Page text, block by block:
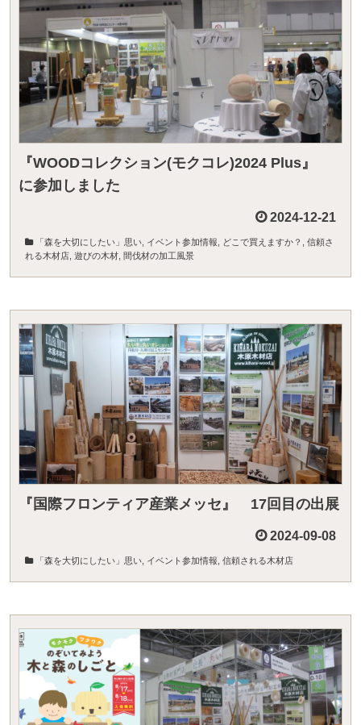
『WOODコレクション(モクコレ)2024 Plus』
に参加しました
2024-12-21
「森を大切にしたい」思い イベント参加情報 どこで買えますか？
信頼さ
れる木材店 遊びの木材 間伐材の加工風景
『国際フロンティア産業メッセ』 17回目の出展
2024-09-08
「森を大切にしたい」思い イベント参加情報 信頼される木材店